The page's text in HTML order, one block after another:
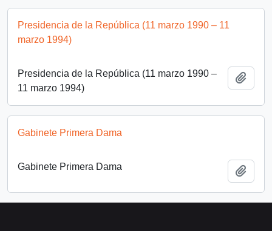
Presidencia de la República (11 marzo 1990 – 11
marzo 1994)
Presidencia de la República (11 marzo 1990 –
11 marzo 1994)
Gabinete Primera Dama
Gabinete Primera Dama